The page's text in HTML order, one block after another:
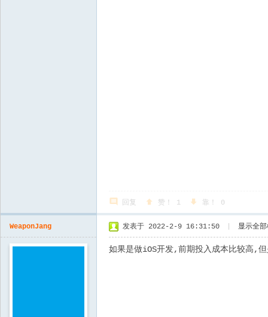
回复 赞！ 1 靠！ 0
WeaponJang 发表于 2022-2-9 16:31:50 显示全
如果是做iOS开发,前期投入成本比较高,